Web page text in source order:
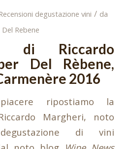
degustazione vini / da
Del Rebene
di Riccardo
Del Rèbene,
2016
ripostiamo la
Margheri, noto
di vini